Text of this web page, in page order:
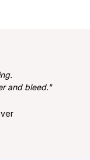
and bleed."